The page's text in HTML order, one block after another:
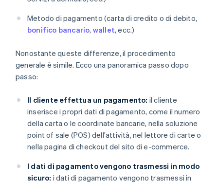
Metodo di pagamento (carta di credito o di debito,
bonifico bancario, wallet, ecc.)
Nonostante queste differenze, il procedimento
generale è simile. Ecco una panoramica passo dopo
passo:
Il cliente effettua un pagamento: il cliente
inserisce i propri dati di pagamento, come il numero
della carta o le coordinate bancarie, nella soluzione
point of sale (POS) dell'attività, nel lettore di carte o
nella pagina di checkout del sito di e-commerce.
I dati di pagamento vengono trasmessi in modo
sicuro: i dati di pagamento vengono trasmessi in